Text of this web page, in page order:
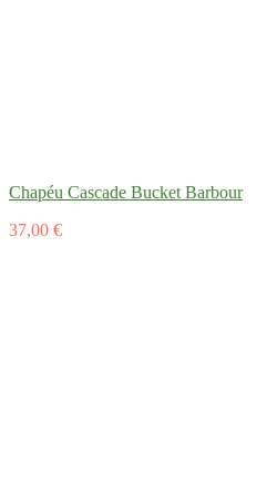
Chapéu Cascade Bucket Barbour
37,00 €